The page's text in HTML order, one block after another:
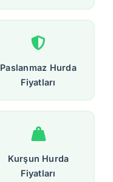
Paslanmaz Hurda
Fiyatları
Kurşun Hurda
Fiyatları